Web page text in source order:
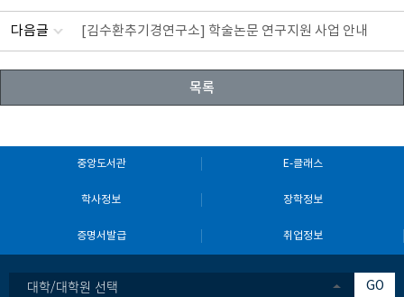
다음글 [김수환추기경연구소] 학술논문 연구지원 사업 안내
목록
중앙도서관 E-클래스
학사정보 장학정보
증명서발급 취업정보
대학/대학원 선택 GO